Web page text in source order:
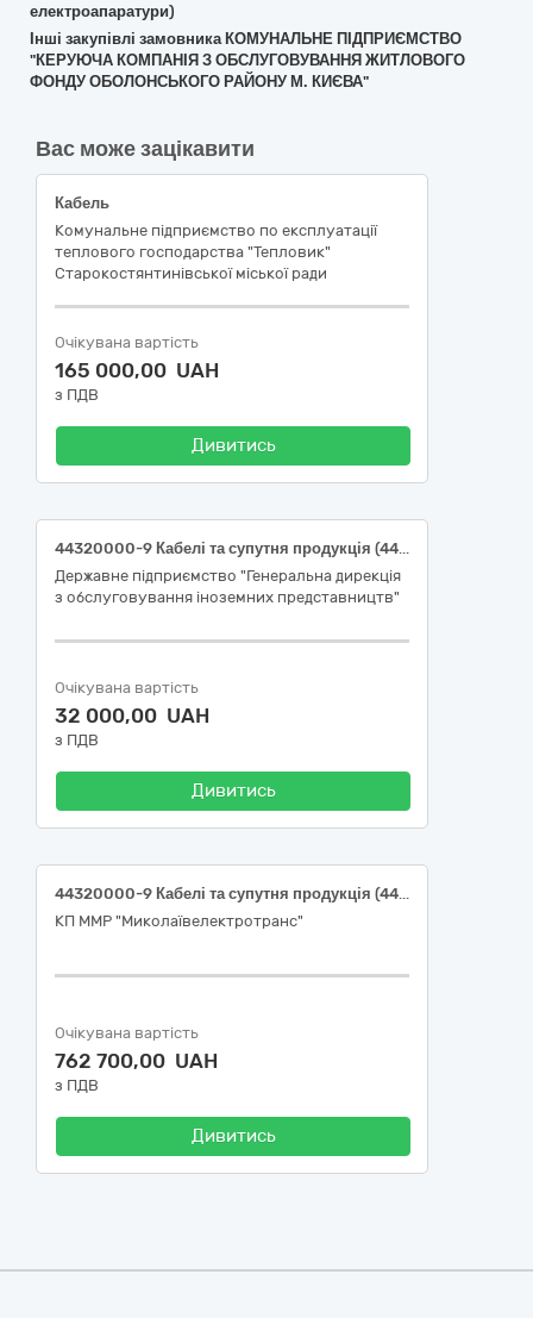
електроапаратури)
Інші закупівлі замовника КОМУНАЛЬНЕ ПІДПРИЄМСТВО
"КЕРУЮЧА КОМПАНІЯ З ОБСЛУГОВУВАННЯ ЖИТЛОВОГО
ФОНДУ ОБОЛОНСЬКОГО РАЙОНУ М. КИЄВА"
Вас може зацікавити
Кабель
Комунальне підприємство по експлуатації
теплового господарства "Тепловик"
Старокостянтинівської міської ради
Очікувана вартість
165 000,00 UAH
з ПДВ
Дивитись
44320000-9 Кабелі та супутня продукція (44321000-6 Кабелі)
Державне підприємство "Генеральна дирекція
з обслуговування іноземних представництв"
Очікувана вартість
32 000,00 UAH
з ПДВ
Дивитись
44320000-9 Кабелі та супутня продукція (44321000-6 Кабелі (Провід)
КП ММР "Миколаївелектротранс"
Очікувана вартість
762 700,00 UAH
з ПДВ
Дивитись